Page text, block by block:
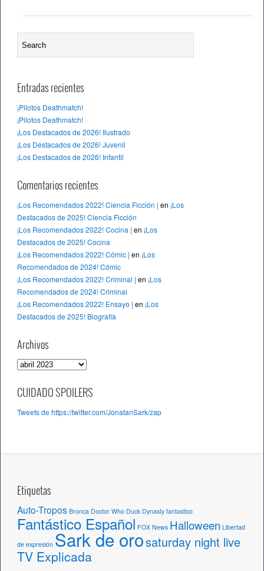
Entradas recientes
¡Pilotos Deathmatch!
¡Pilotos Deathmatch!
¡Los Destacados de 2026! Ilustrado
¡Los Destacados de 2026! Juvenil
¡Los Destacados de 2026! Infantil
Comentarios recientes
¡Los Recomendados 2022! Ciencia Ficción | en ¡Los
Destacados de 2025! Ciencia Ficción
¡Los Recomendados 2022! Cocina | en ¡Los
Destacados de 2025! Cocina
¡Los Recomendados 2022! Cómic | en ¡Los
Recomendados de 2024! Cómic
¡Los Recomendados 2022! Criminal | en ¡Los
Recomendados de 2024! Criminal
¡Los Recomendados 2022! Ensayo | en ¡Los
Destacados de 2025! Biografía
Archivos
A
c
i
CUIDADO SPOILERS
Tweets de https://twitter.com/JonatanSark/zap
Etiquetas
Auto-Tropos Bronca Doctor Who Duck Dynasty fantastico
Fantástico Español FOX News Halloween Libertad
de expresión Sark de orosaturday night live
TV Explicada